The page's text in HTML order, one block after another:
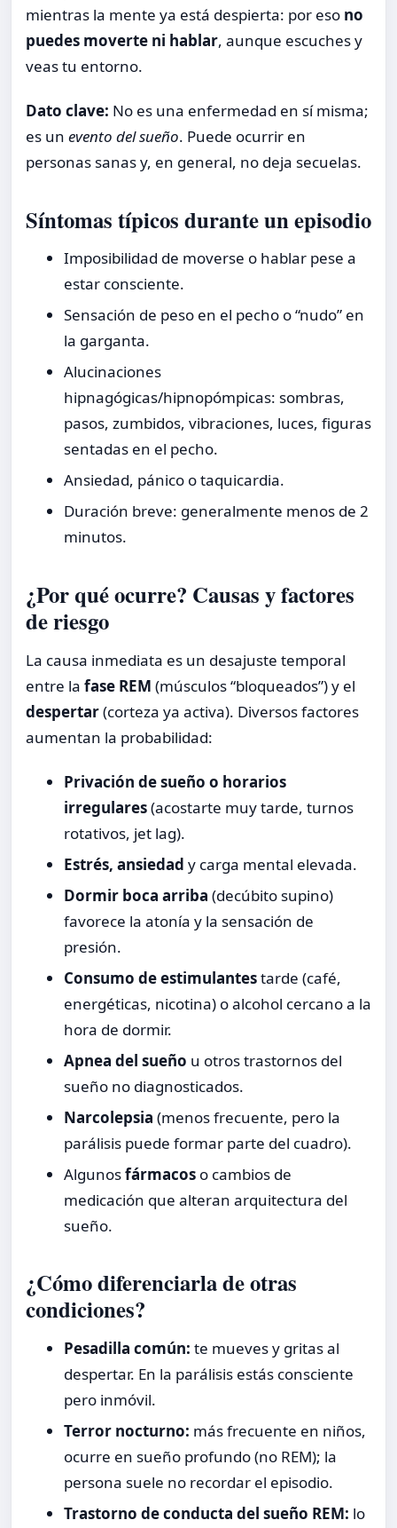
mientras la mente ya está despierta: por eso no
puedes moverte ni hablar, aunque escuches y
veas tu entorno.
Dato clave: No es una enfermedad en sí misma;
es un evento del sueño. Puede ocurrir en
personas sanas y, en general, no deja secuelas.
Síntomas típicos durante un episodio
Imposibilidad de moverse o hablar pese a
estar consciente.
Sensación de peso en el pecho o “nudo” en
la garganta.
Alucinaciones
hipnagógicas/hipnopómpicas: sombras,
pasos, zumbidos, vibraciones, luces, figuras
sentadas en el pecho.
Ansiedad, pánico o taquicardia.
Duración breve: generalmente menos de 2
minutos.
¿Por qué ocurre? Causas y factores
de riesgo
La causa inmediata es un desajuste temporal
entre la fase REM (músculos “bloqueados”) y el
despertar(corteza ya activa). Diversos factores
aumentan la probabilidad:
Privación de sueño o horarios
irregulares(acostarte muy tarde, turnos
rotativos, jet lag).
Estrés, ansiedad y carga mental elevada.
Dormir boca arriba (decúbito supino)
favorece la atonía y la sensación de
presión.
Consumo de estimulantestarde (café,
energéticas, nicotina) o alcohol cercano a la
hora de dormir.
Apnea del sueño u otros trastornos del
sueño no diagnosticados.
Narcolepsia (menos frecuente, pero la
parálisis puede formar parte del cuadro).
Algunosfármacoso cambios de
medicación que alteran arquitectura del
sueño.
¿Cómo diferenciarla de otras
condiciones?
Pesadilla común: te mueves y gritas al
despertar. En la parálisis estás consciente
pero inmóvil.
Terror nocturno: más frecuente en niños,
ocurre en sueño profundo (no REM); la
persona suele no recordar el episodio.
Trastorno de conducta del sueño REM: lo